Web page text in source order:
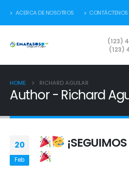
ACERCA DE NOSOTROS CONTÁCTENOS
(123)
(123)
HOME RICHARD AGUILAR
Author - Richard
20
Feb